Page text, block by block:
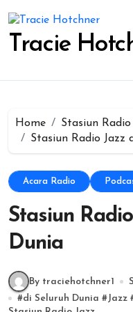
to
content
Tracie
Home
Stasiun Radio
Stasiun Radio Jazz
Acara Radio
Stasiun
Dunia
By traciehotchner1
#di Seluruh Dunia #Jazz